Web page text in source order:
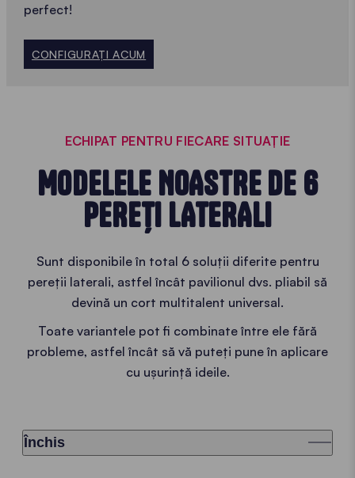
perfect!
CONFIGURAȚI ACUM
ECHIPAT PENTRU FIECARE SITUAȚIE
MODELELE NOASTRE DE 6
PEREȚI LATERALI
Sunt disponibile în total 6 soluții diferite pentru
pereții laterali, astfel încât pavilionul dvs. pliabil să
devină un cort multitalent universal.
Toate variantele pot fi combinate între ele fără
probleme, astfel încât să vă puteți pune în aplicare
cu ușurință ideile.
Închis